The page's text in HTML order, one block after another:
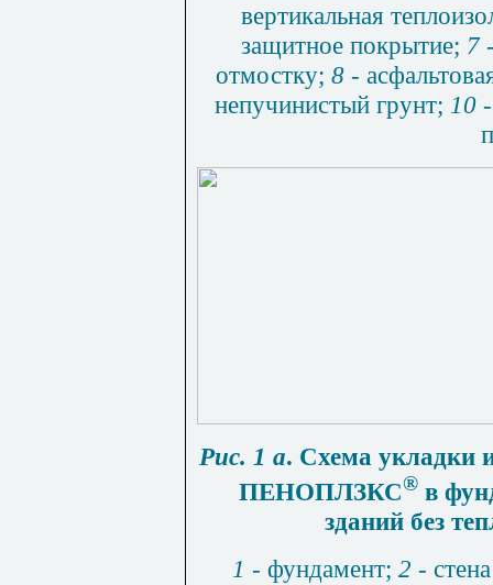
вертикальная
защитное покрытие; 7-
отмостку; 8-
непучинистый грунт; 10
Рис. 1 а. Схема укладки
ПЕНОПЛЗКС®в
зданий без
1 - фундамент; 2 -